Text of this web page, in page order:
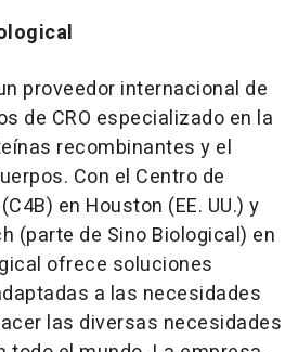
proveedor internacional de
de CRO especializado en la
recombinantes y el
Con el Centro de
en Houston (EE. UU.) y
(parte de Sino Biological) en
ofrece soluciones
a las necesidades
las diversas necesidades